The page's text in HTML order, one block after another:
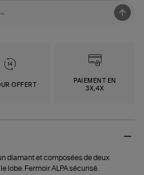
OFFERT
PAIEMENT EN
3X,4X
diamant et composées de deux
lobe. Fermoir ALPA sécurisé.